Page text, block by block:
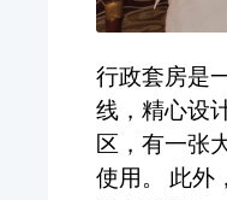
行政套房是
线，精心设
区，有一张
使用。 此外